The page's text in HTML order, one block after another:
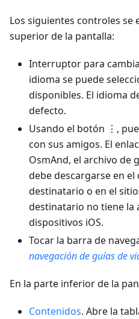
Los siguientes controles se
superior de la pantalla:
Interruptor para
idioma se puede
disponibles. El idioma
defecto.
Usando el botón ⋮,
con sus amigos. El
OsmAnd, el archivo de
debe descargarse en
destinatario o en el
destinatario no tiene la
dispositivos iOS.
Tocar la barra de
navegación de guías de
En la parte inferior de la
Contenidos. Abre la